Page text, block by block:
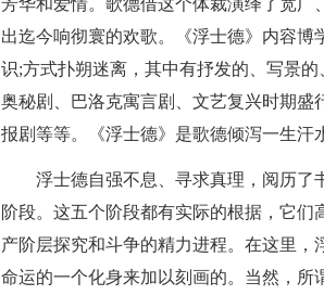
芳华和爱情。歌德借这个体裁演绎了宽
出迄今响彻寰的欢歌。《浮士德》内容
识;方式扑朔迷离，其中有抒发的、写景
奥秘剧、巴洛克寓言剧、文艺复兴时期
报剧等等。《浮士德》是歌德倾泻一生汗
浮士德自强不息、寻求真理，阅历了
阶段。这五个阶段都有实际的根据，它
产阶层探究和斗争的精力进程。在这里
命运的一个化身来加以刻画的。当然，所